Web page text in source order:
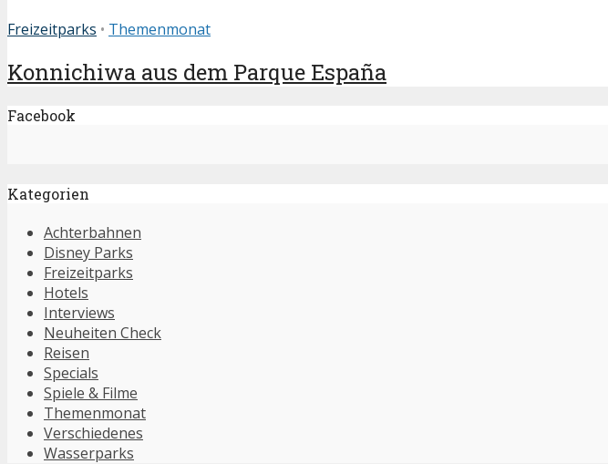
Freizeitparks • Themenmonat
Konnichiwa aus dem Parque España
Facebook
Kategorien
Achterbahnen
Disney Parks
Freizeitparks
Hotels
Interviews
Neuheiten Check
Reisen
Specials
Spiele & Filme
Themenmonat
Verschiedenes
Wasserparks